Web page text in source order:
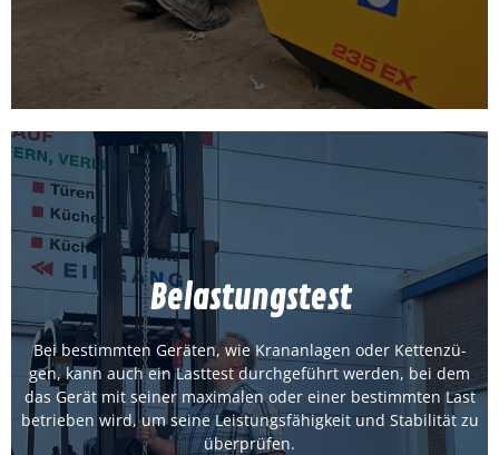
Belas­tung­stest
Bei bes­timmten Geräten, wie Kranan­la­gen oder Ket­ten­zü­
gen, kann auch ein Lasttest durchge­führt wer­den, bei dem
das Gerät mit sein­er max­i­malen oder ein­er bes­timmten Last
betrieben wird, um seine Leis­tungs­fähigkeit und Sta­bil­ität zu
über­prüfen.
Belas­tung­stest
Jet­zt kon­tak­tieren